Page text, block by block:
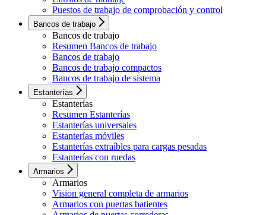
Puestos de trabajo de comprobación y control
Bancos de trabajo
Bancos de trabajo
Resumen Bancos de trabajo
Bancos de trabajo
Bancos de trabajo compactos
Bancos de trabajo de sistema
Estanterías
Estanterías
Resumen Estanterías
Estanterías universales
Estanterías móviles
Estanterías extraíbles para cargas pesadas
Estanterías con ruedas
Armarios
Armarios
Vision general completa de armarios
Armarios con puertas batientes